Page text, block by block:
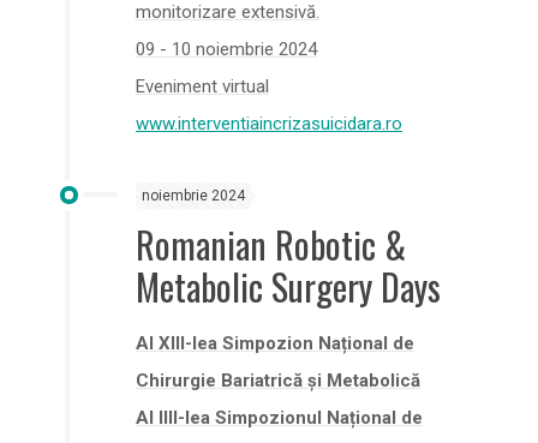
monitorizare extensivă.
09 - 10 noiembrie 2024
Eveniment virtual
www.interventiaincrizasuicidara.ro
noiembrie 2024
Romanian Robotic &
Metabolic Surgery Days
Al XIII-lea Simpozion Național de
Chirurgie Bariatrică și Metabolică
Al IIIl-lea Simpozionul Național de